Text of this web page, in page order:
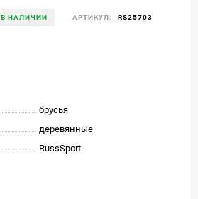
В НАЛИЧИИ АРТИКУЛ: RS25703
брусья
деревянные
RussSport